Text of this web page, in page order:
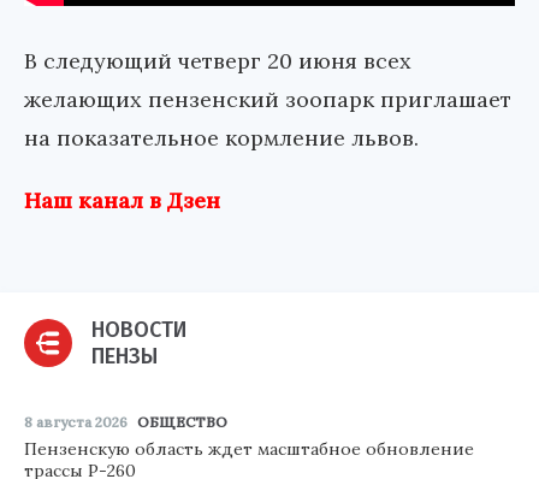
В следующий четверг 20 июня всех
желающих пензенский зоопарк приглашает
на показательное кормление львов.
Наш канал в Дзен
НОВОСТИ
ПЕНЗЫ
8 августа 2026 ОБЩЕСТВО
Пензенскую область ждет масштабное обновление
трассы Р-260